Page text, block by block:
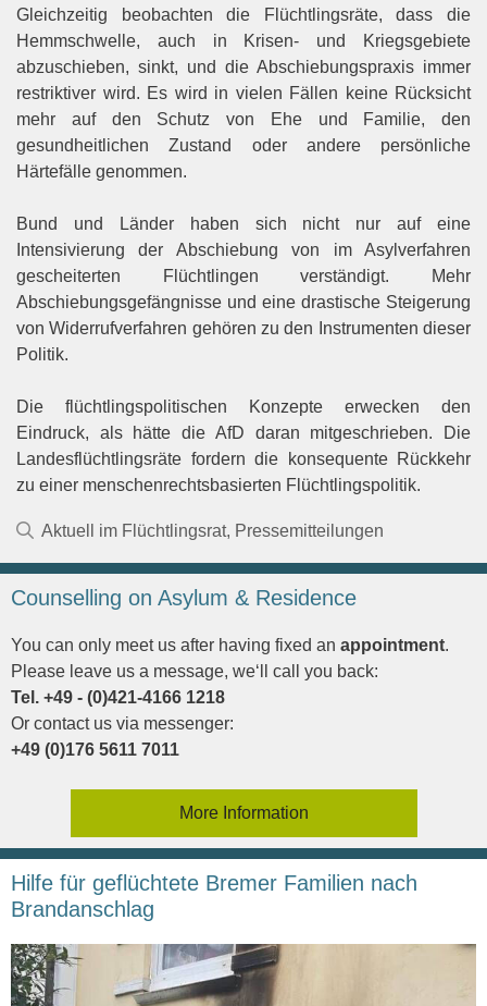
Gleichzeitig beobachten die Flüchtlingsräte, dass die
Hemmschwelle, auch in Krisen- und Kriegsgebiete
abzuschieben, sinkt, und die Abschiebungspraxis immer
restriktiver wird. Es wird in vielen Fällen keine Rücksicht
mehr auf den Schutz von Ehe und Familie, den
gesundheitlichen Zustand oder andere persönliche
Härtefälle genommen.
Bund und Länder haben sich nicht nur auf eine
Intensivierung der Abschiebung von im Asylverfahren
gescheiterten Flüchtlingen verständigt. Mehr
Abschiebungsgefängnisse und eine drastische Steigerung
von Widerrufverfahren gehören zu den Instrumenten dieser
Politik.
Die flüchtlingspolitischen Konzepte erwecken den
Eindruck, als hätte die AfD daran mitgeschrieben. Die
Landesflüchtlingsräte fordern die konsequente Rückkehr
zu einer menschenrechtsbasierten Flüchtlingspolitik.
Kategorien
Aktuell im Flüchtlingsrat, Pressemitteilungen
Counselling on Asylum & Residence
You can only meet us after having fixed an appointment.
Please leave us a message, we‘ll call you back:
Tel. +49 - (0)421-4166 1218
Or contact us via messenger:
+49 (0)176 5611 7011
More Information
Hilfe für geflüchtete Bremer Familien nach
Brandanschlag